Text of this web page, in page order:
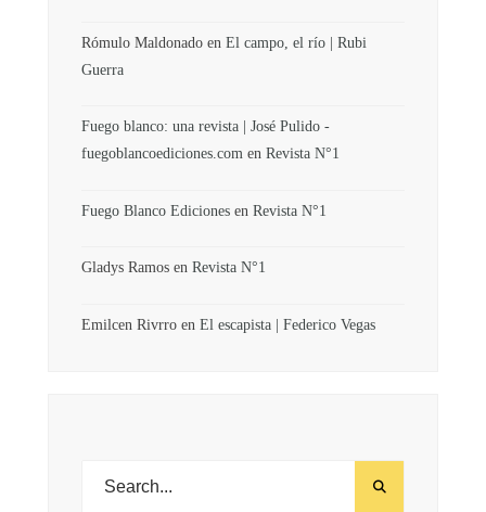
Rómulo Maldonado en El campo, el río | Rubi
Guerra
Fuego blanco: una revista | José Pulido -
fuegoblancoediciones.com en Revista N°1
Fuego Blanco Ediciones en Revista N°1
Gladys Ramos en Revista N°1
Emilcen Rivrro en El escapista | Federico Vegas